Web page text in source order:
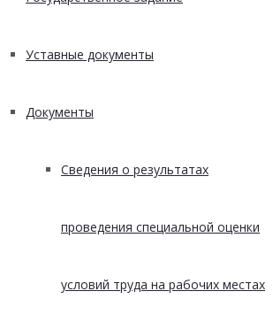
Уставные документы
Документы
Сведения о результатах
проведения специальной оценки
условий труда на рабочих местах